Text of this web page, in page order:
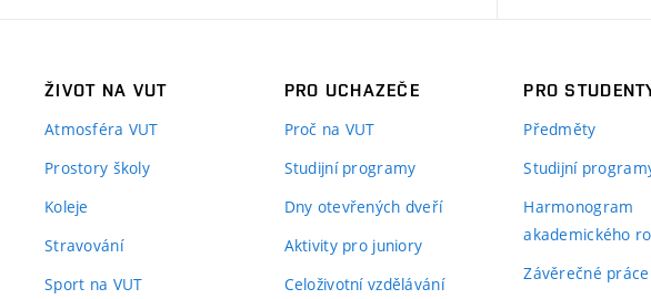
ŽIVOT NA VUT
Atmosféra VUT
Prostory školy
Koleje
Stravování
Sport na VUT
PRO UCHAZEČE
Proč na VUT
Studijní programy
Dny otevřených dveří
Aktivity pro juniory
Celoživotní vzdělávání
PRO
Předměty
Studijní
Harmonogram
akademického
Závěrečné práce